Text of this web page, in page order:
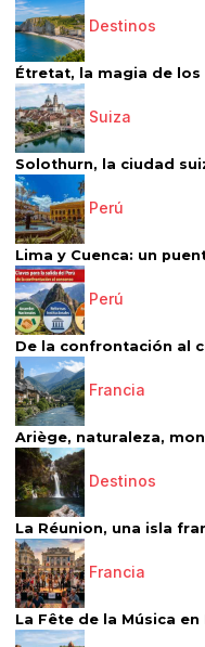
Destinos
Étretat, la magia de
Suiza
Solothurn, la ciudad
Perú
Lima y Cuenca: un
Perú
De la confrontación al
Francia
Ariège, naturaleza,
Destinos
La Réunion, una isla
Francia
La Fête de la Música